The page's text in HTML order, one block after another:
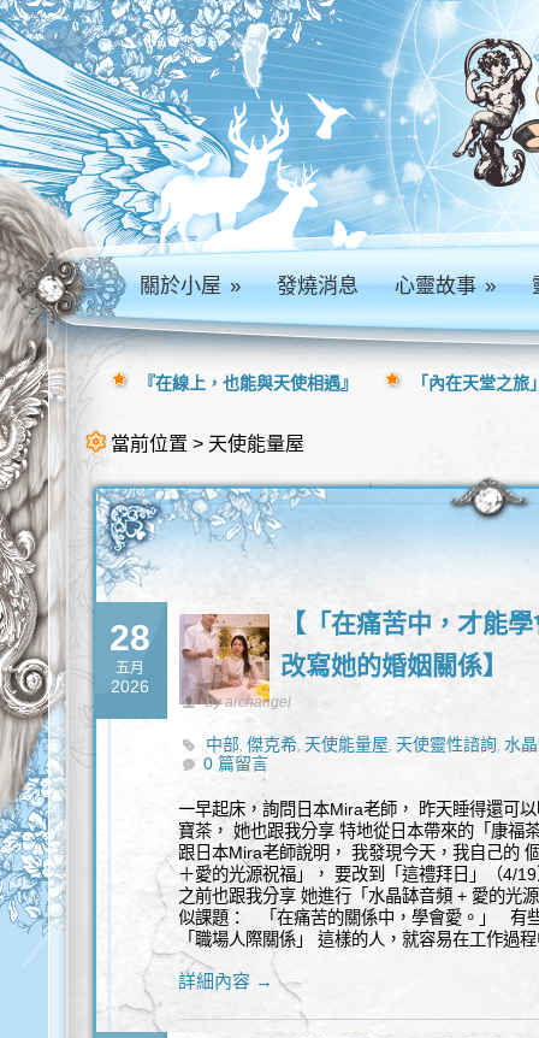
關於小屋» 發燒消息 心靈故事»
當前位置 > 天使能量屋
28
五月
2026
【「在痛苦中，才能
改寫她的婚姻關係】
by archangel
中部,傑克希, 天使能量屋, 天使靈性諮詢,水
0 篇留言
一早起床，詢問日本Mira老師， 昨天睡得還可
寶茶， 她也跟我分享 特地從日本帶來的「康
跟日本Mira老師說明， 我發現今天，我自己的
＋愛的光源祝福」， 要改到「這禮拜日」（4/
之前也跟我分享 她進行「水晶缽音頻 + 愛的光
似課題： 「在痛苦的關係中，學會愛。」 有
「職場人際關係」 這樣的人，就容易在工作過
詳細內容 →
『在線上，也能與天使相遇』 「內在天堂之